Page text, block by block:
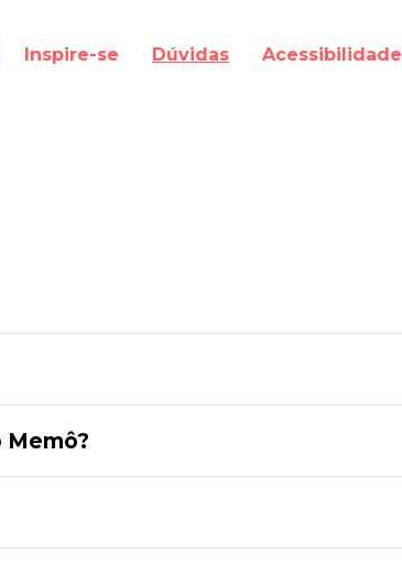
Inspire-se Dúvidas Acessibilidade